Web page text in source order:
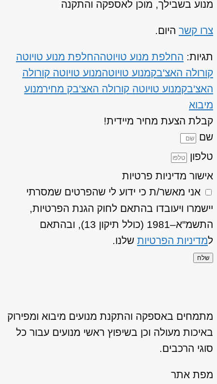
מנוע בשבילך, מוכן לאספקה והתקנה
צרו קשר היום.
תגיות: החלפת מנוע טויוטההחלפת מנוע טויוטה
קורולה האצ'בקמנוע טויוטהמנוע טויוטה קורולה
האצ'בקמנוע טויוטה קורולה האצ'בק מחירמנוע
מיבוא
קבלת הצעת מחיר מיידית!
שם
טלפון
אישור מדיניות פרטיות
אני מאשר/ת כי ידוע לי שהפרטים שמסרתי
יישמרו ויעובדו בהתאם לחוק הגנת הפרטיות,
התשמ"א–1981 (כולל תיקון 13), ובהתאם
למדיניות הפרטיות שלנו.
שלח
מתמחים באספקה והתקנת מנועים מיבוא ומפירוק
באיכות מעולה וכן בשיפוץ ראשי מנועים עבור כל
סוגי הרכבים.
מפת אתר